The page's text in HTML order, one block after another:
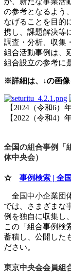
の参考となるよう
なげることを目的
携し、課題解決等
調査・分析、収集
組合活動事例は、
組合設立の参考に
※詳細は、↓の画像
【2024（令和
【2022（令和4）年
全国の組合事例「
体中央会）
☆ 事例検索 | 全
全国中小企業団
では、さまざまな
例を独自に収集し
この「組合事例検
蓄積し、公開した
ださい。
東京中央会会員組